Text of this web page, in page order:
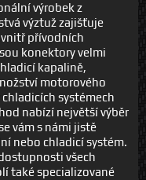
výrobek z
výztuž zajišťuje
přívodních
konektory velmi
kapalině,
motorového
systémech
nabízí největší výběr
vám s námi jistě
nebo chladicí systém.
všech
také specializované